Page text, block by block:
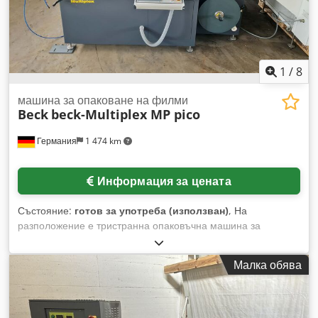
1 /8
Германия 1 474 km
машина за опаковане на филми
Beck beck-Multiplex MP pico
Информация за цената
Състояние: готов за употреба (използван), На
разположение е тристранна опаковъчна машина за
заваряване Beck. Обработвани материали: рециклируеми
монофилми/рециклат/биофилм. Обхват на ширината на
продукта: 20 мм – 400 мм, макс. височина на продукта: 200
мм, макс. производителност на опаковката: 60 цикъла/мин.
Включва термосвивачка beck. Налична е документация.
Оглед е възможен след уговорка. Credpjxn Aamofx Al Sof
Малка обява